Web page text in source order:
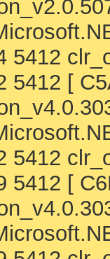
5412
5412 [
5412
5412 [